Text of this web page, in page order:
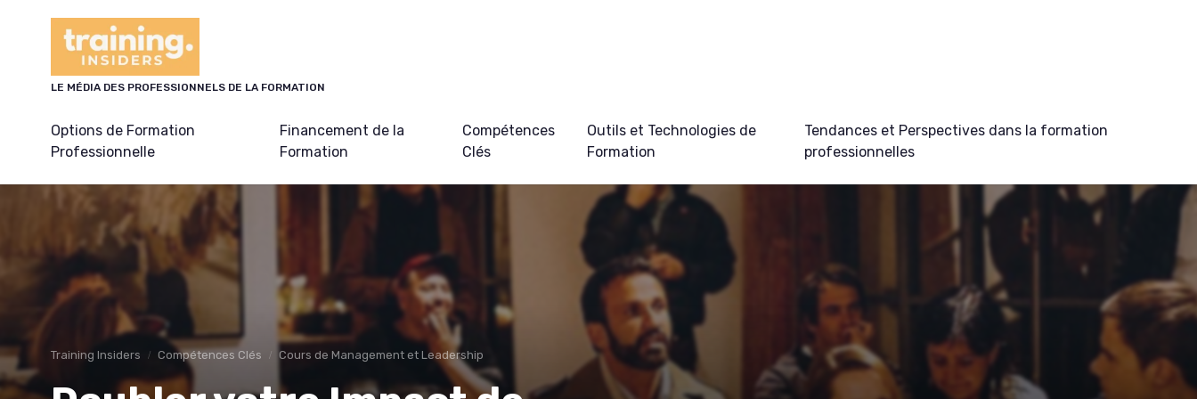
LE MÉDIA DES PROFESSIONNELS DE LA FORMATION
Options de Formation
Professionnelle
Financement de la
Formation
Compétences
Clés
Outils et Technologies de
Formation
Tendances et Perspectives dans la formation
professionnelles
Training Insiders Compétences Clés Cours de Management et Leadership